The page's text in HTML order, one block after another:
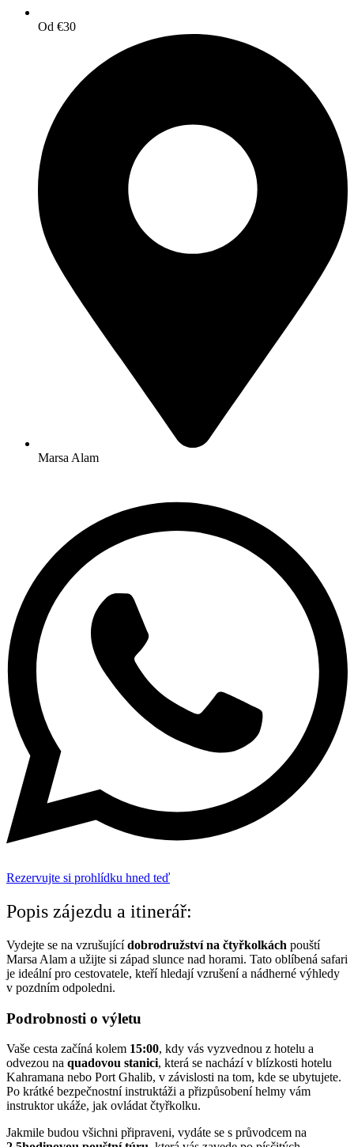
Od €30
Marsa Alam
Rezervujte si prohlídku hned teď
Popis zájezdu a itinerář:
Vydejte se na vzrušujícídobrodružství na čtyřkolkách pouští
Marsa Alam a užijte si západ slunce nad horami. Tato oblíbená safari
je ideální pro cestovatele, kteří hledají vzrušení a nádherné výhledy
v pozdním odpoledni.
Podrobnosti o výletu
Vaše cesta začíná kolem 15:00, kdy vás vyzvednou z hotelu a
odvezou na quadovou stanici, která se nachází v blízkosti hotelu
Kahramana nebo Port Ghalib, v závislosti na tom, kde se ubytujete.
Po krátké bezpečnostní instruktáži a přizpůsobení helmy vám
instruktor ukáže, jak ovládat čtyřkolku.
Jakmile budou všichni připraveni, vydáte se s průvodcem na